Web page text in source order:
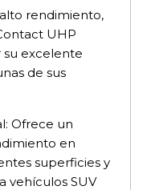
rendimiento,
UHP
su excelente
de sus
Ofrece un
en
superficies y
vehículos SUV